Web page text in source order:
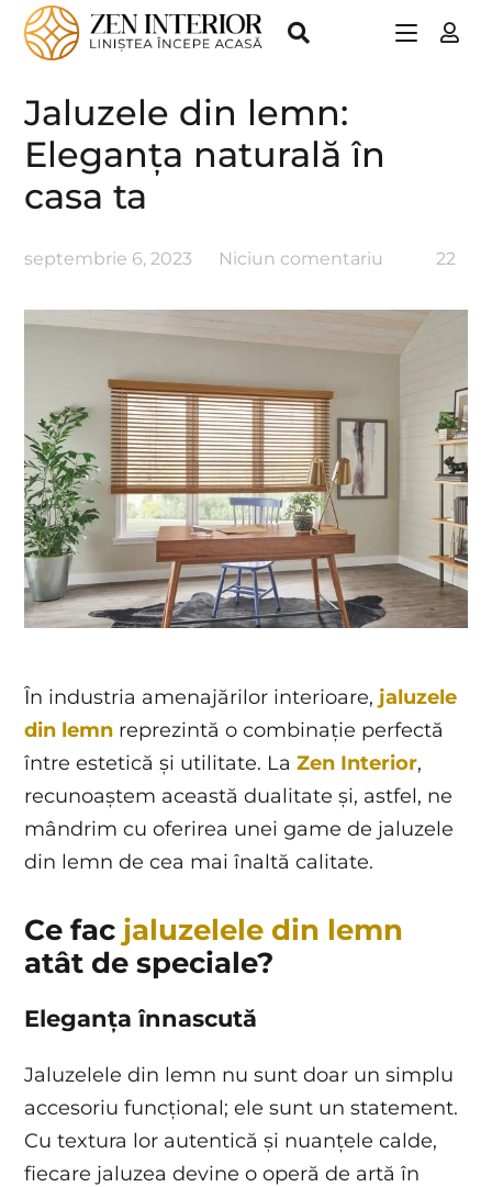
Jaluzele din lemn:
Eleganța naturală în
casa ta
septembrie 6, 2023 Niciun comentariu 22
În industria amenajărilor interioare, jaluzele
din lemn reprezintă o combinație perfectă
între estetică și utilitate. LaZen Interior,
recunoaștem această dualitate și, astfel, ne
mândrim cu oferirea unei game de jaluzele
din lemn de cea mai înaltă calitate.
Ce fac jaluzelele din lemn
atât de speciale?
Eleganțaînnascută
Jaluzelele din lemn nu sunt doar un simplu
accesoriu funcțional; ele sunt un statement.
Cu textura lor autentică și nuanțele calde,
fiecare jaluzea devine o operă de artă în